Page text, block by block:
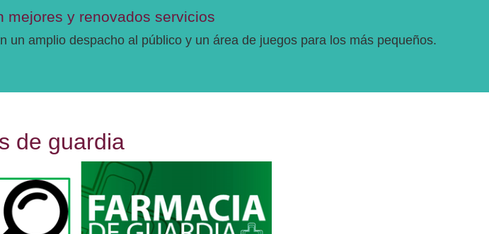
mejores y renovados servicios
amplio despacho al público y un área de juegos para los más pequeños.
de guardia